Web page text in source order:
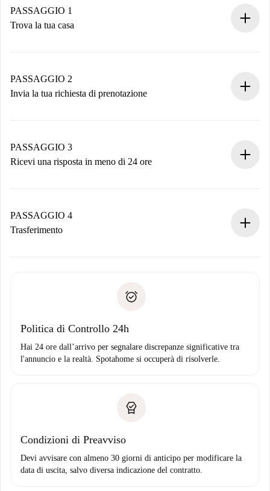
PASSAGGIO 1
Trova la tua casa
Hai tutte le informazioni necessarie in anticipo.
PASSAGGIO 2
Invia la tua richiesta di prenotazione
non accetta.
PASSAGGIO 3
Ricevi una risposta in meno di 24 ore
contatto con il proprietario.
Se rifiutata: non ti addebiteremo nulla e ti proporremo
Domiciliazione del pagamento
PASSAGGIO 4
Trasferimento
solo se non segnali problemi.
Politica di Controllo 24h
Hai 24 ore dall’arrivo per segnalare discrepanze significative tra
l'annuncio e la realtà. Spotahome si occuperà di risolverle.
Condizioni di Preavviso
Devi avvisare con almeno 30 giorni di anticipo per modificare la
data di uscita, salvo diversa indicazione del contratto.